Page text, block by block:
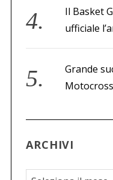
Il Basket
ufficiale
Grande
ARCHIVI